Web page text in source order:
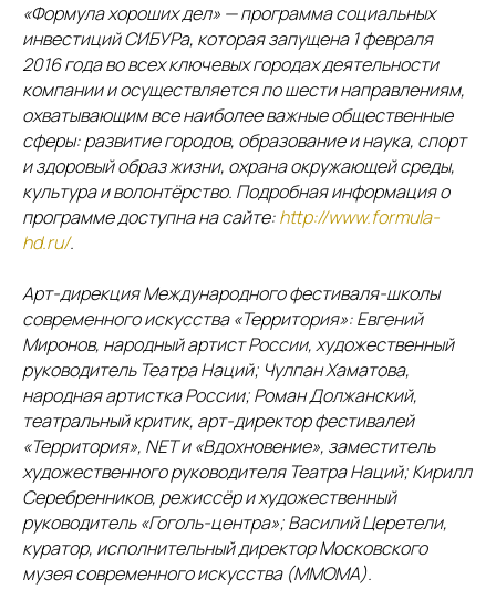
«Формула хороших дел» — программа социальных
инвестиций СИБУРа, которая запущена 1 февраля
2016 года во всех ключевых городах деятельности
компании и осуществляется по шести направлениям,
охватывающим все наиболее важные общественные
сферы: развитие городов, образование и наука, спорт
и здоровый образ жизни, охрана окружающей среды,
культура и волонтёрство. Подробная информация о
программе доступна на сайте:http://www.formula-
hd.ru/.
Арт-дирекция Международного фестиваля-школы
современного искусства «Территория»: Евгений
Миронов, народный артист России, художественный
руководитель Театра Наций; Чулпан Хаматова,
народная артистка России; Роман Должанский,
театральный критик, арт-директор фестивалей
«Территория», NET и «Вдохновение», заместитель
художественного руководителя Театра Наций; Кирилл
Серебренников, режиссёр и художественный
руководитель «Гоголь-центра»; Василий Церетели,
куратор, исполнительный директор Московского
музея современного искусства (ММОМА).